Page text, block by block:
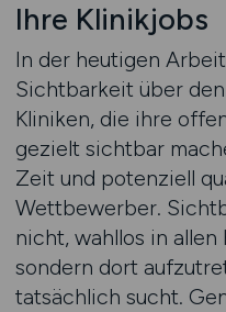
Ihre Klinikjobs
In der heutigen
Sichtbarkeit über
Kliniken, die ihre
gezielt sichtbar
Zeit und potenziell
Wettbewerber.
nicht, wahllos in allen
sondern dort
tatsächlich sucht.